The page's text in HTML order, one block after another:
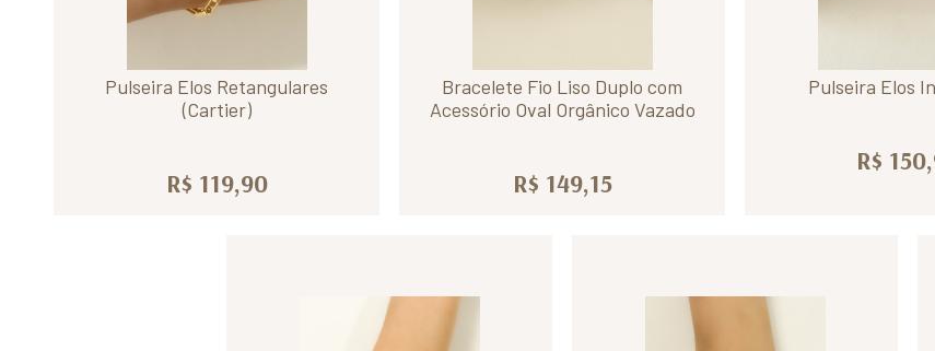
Pulseira Elos Retangulares
(Cartier)
R$ 119,90
Bracelete Fio Liso Duplo com
Acessório Oval Orgânico Vazado
R$ 149,15
Pulseira Elos
R$